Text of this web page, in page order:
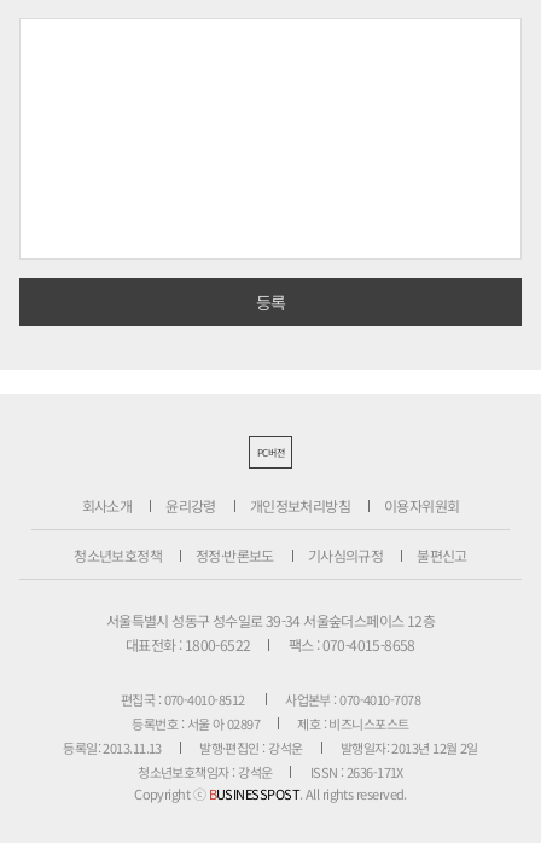
PC버전
회사소개 윤리강령 개인정보처리방침 이용자위원회
청소년보호정책 정정·반론보도 기사심의규정 불편신고
서울특별시 성동구 성수일로 39-34 서울숲더스페이스 12층
대표전화 : 1800-6522
팩스 : 070-4015-8658
편집국 : 070-4010-8512
사업본부 : 070-4010-7078
등록번호 : 서울 아 02897
제호 : 비즈니스포스트
등록일: 2013.11.13
발행·편집인 : 강석운
발행일자: 2013년 12월 2일
청소년보호책임자 : 강석운
ISSN : 2636-171X
Copyright ⓒBUSINESSPOST. All rights reserved.